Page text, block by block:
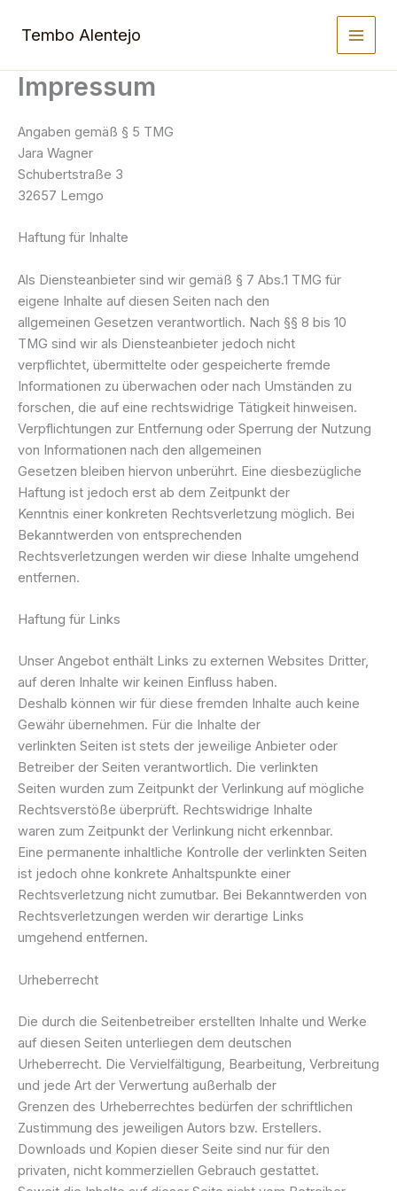
InhaltTembo Alentejo
Impressum
Angaben gemäß § 5 TMG
Jara Wagner
Schubertstraße 3
32657 Lemgo
Haftung für Inhalte
Als Diensteanbieter sind wir gemäß § 7 Abs.1 TMG für
eigene Inhalte auf diesen Seiten nach den
allgemeinen Gesetzen verantwortlich. Nach §§ 8 bis 10
TMG sind wir als Diensteanbieter jedoch nicht
verpflichtet, übermittelte oder gespeicherte fremde
Informationen zu überwachen oder nach Umständen zu
forschen, die auf eine rechtswidrige Tätigkeit hinweisen.
Verpflichtungen zur Entfernung oder Sperrung der Nutzung
von Informationen nach den allgemeinen
Gesetzen bleiben hiervon unberührt. Eine diesbezügliche
Haftung ist jedoch erst ab dem Zeitpunkt der
Kenntnis einer konkreten Rechtsverletzung möglich. Bei
Bekanntwerden von entsprechenden
Rechtsverletzungen werden wir diese Inhalte umgehend
entfernen.
Haftung für Links
Unser Angebot enthält Links zu externen Websites Dritter,
auf deren Inhalte wir keinen Einfluss haben.
Deshalb können wir für diese fremden Inhalte auch keine
Gewähr übernehmen. Für die Inhalte der
verlinkten Seiten ist stets der jeweilige Anbieter oder
Betreiber der Seiten verantwortlich. Die verlinkten
Seiten wurden zum Zeitpunkt der Verlinkung auf mögliche
Rechtsverstöße überprüft. Rechtswidrige Inhalte
waren zum Zeitpunkt der Verlinkung nicht erkennbar.
Eine permanente inhaltliche Kontrolle der verlinkten Seiten
ist jedoch ohne konkrete Anhaltspunkte einer
Rechtsverletzung nicht zumutbar. Bei Bekanntwerden von
Rechtsverletzungen werden wir derartige Links
umgehend entfernen.
Urheberrecht
Die durch die Seitenbetreiber erstellten Inhalte und Werke
auf diesen Seiten unterliegen dem deutschen
Urheberrecht. Die Vervielfältigung, Bearbeitung, Verbreitung
und jede Art der Verwertung außerhalb der
Grenzen des Urheberrechtes bedürfen der schriftlichen
Zustimmung des jeweiligen Autors bzw. Erstellers.
Downloads und Kopien dieser Seite sind nur für den
privaten, nicht kommerziellen Gebrauch gestattet.